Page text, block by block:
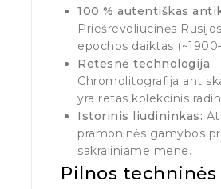
100 % autentiškas
Priešrevoliucinės
epochos daiktas
Retesnė technologija:
Chromolitografija ant
yra retas kolekcinis
Istorinis liudininkas:
pramoninės gamybos
sakraliniame mene.
Pilnos techninės